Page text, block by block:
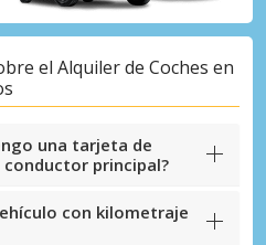
el Alquiler de Coches en
una tarjeta de
principal?
con kilometraje